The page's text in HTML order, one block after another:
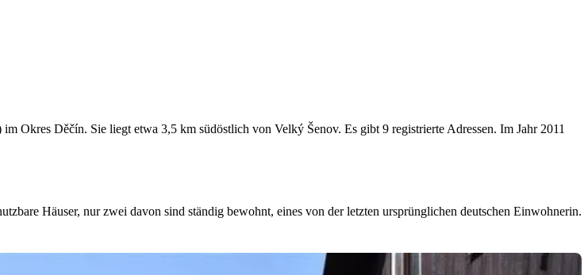
im Okres Děčín. Sie liegt etwa 3,5 km südöstlich von Velký Šenov. Es gibt 9 registrierte Adressen. Im Jahr 2011
Häuser, nur zwei davon sind ständig bewohnt, eines von der letzten ursprünglichen deutschen Einwohnerin.